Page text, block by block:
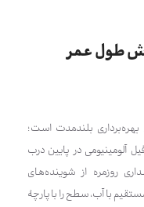
طول عمر
بلندمدت است؛
آلومینیومی در پایین درب
روزمره از شوینده‌های
با آب، سطح را با پارچهٔ